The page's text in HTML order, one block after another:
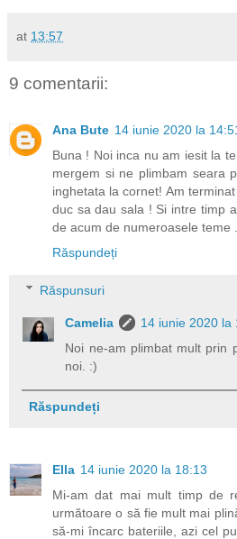
at 13:57
9 comentarii:
Ana Bute 14 iunie 2020 la
Buna ! Noi inca nu am iesit la
mergem si ne plimbam seara
inghetata la cornet! Am
duc sa dau sala ! Si intre timp
de acum de numeroasele teme
Răspundeți
Răspunsuri
Camelia
14 iunie 2020 la
Noi ne-am plimbat mult prin
noi. :)
Răspundeți
Ella 14 iunie 2020 la 18:13
Mi-am dat mai mult timp de
următoare o să fie mult mai
să-mi încarc bateriile, azi cel